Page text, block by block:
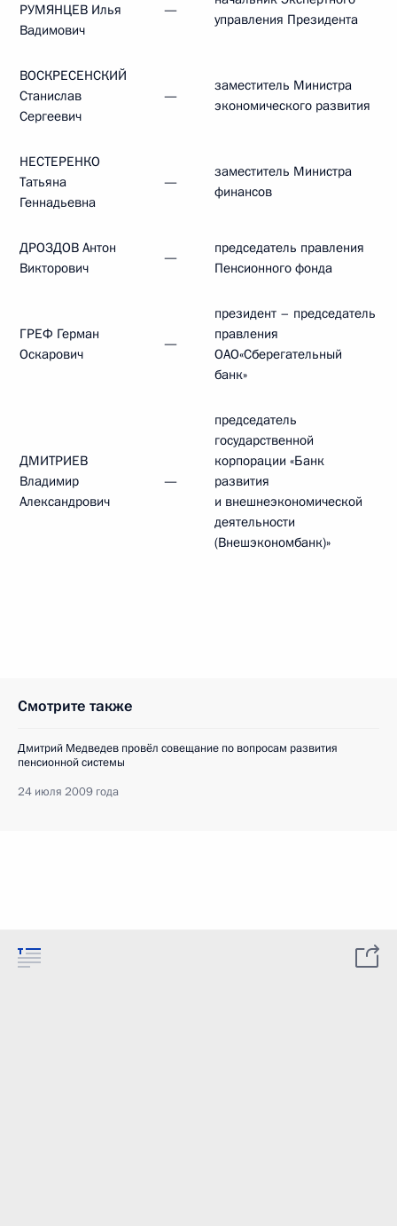
РУМЯНЦЕВ Илья
Вадимович
—
управления Президента
ВОСКРЕСЕНСКИЙ
Станислав
Сергеевич
—
заместитель Министра
экономического развития
НЕСТЕРЕНКО
Татьяна
Геннадьевна
—
заместитель Министра
финансов
ДРОЗДОВ Антон
Викторович
—
председатель правления
Пенсионного фонда
ГРЕФ Герман
Оскарович
—
президент – председатель
правления
ОАО«Сберегательный
банк»
ДМИТРИЕВ
Владимир
Александрович
—
председатель
государственной
корпорации «Банк
развития
и внешнеэкономической
деятельности
(Внешэкономбанк)»
Смотрите также
Дмитрий Медведев провёл совещание по вопросам развития
пенсионной системы
24 июля 2009 года